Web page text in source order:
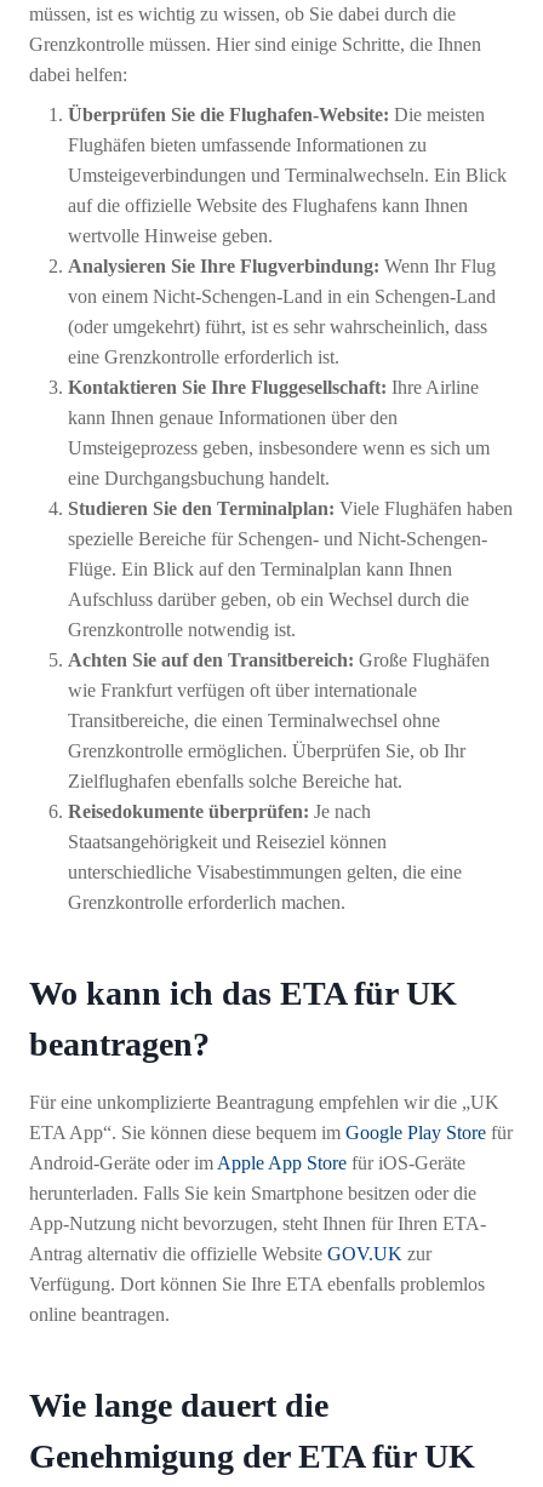
müssen, ist es wichtig zu wissen, ob Sie dabei durch die
Grenzkontrolle müssen. Hier sind einige Schritte, die Ihnen
dabei helfen:
Überprüfen Sie die Flughafen-Website: Die meisten
Flughäfen bieten umfassende Informationen zu
Umsteigeverbindungen und Terminalwechseln. Ein Blick
auf die offizielle Website des Flughafens kann Ihnen
wertvolle Hinweise geben.
Analysieren Sie Ihre Flugverbindung: Wenn Ihr Flug
von einem Nicht-Schengen-Land in ein Schengen-Land
(oder umgekehrt) führt, ist es sehr wahrscheinlich, dass
eine Grenzkontrolle erforderlich ist.
Kontaktieren Sie Ihre Fluggesellschaft: Ihre Airline
kann Ihnen genaue Informationen über den
Umsteigeprozess geben, insbesondere wenn es sich um
eine Durchgangsbuchung handelt.
Studieren Sie den Terminalplan: Viele Flughäfen haben
spezielle Bereiche für Schengen- und Nicht-Schengen-
Flüge. Ein Blick auf den Terminalplan kann Ihnen
Aufschluss darüber geben, ob ein Wechsel durch die
Grenzkontrolle notwendig ist.
Achten Sie auf den Transitbereich: Große Flughäfen
wie Frankfurt verfügen oft über internationale
Transitbereiche, die einen Terminalwechsel ohne
Grenzkontrolle ermöglichen. Überprüfen Sie, ob Ihr
Zielflughafen ebenfalls solche Bereiche hat.
Reisedokumente überprüfen: Je nach
Staatsangehörigkeit und Reiseziel können
unterschiedliche Visabestimmungen gelten, die eine
Grenzkontrolle erforderlich machen.
Wo kann ich das ETA für UK
beantragen?
Für eine unkomplizierte Beantragung empfehlen wir die „UK
ETA App“. Sie können diese bequem im Google Play Store für
Android-Geräte oder im Apple App Store für iOS-Geräte
herunterladen. Falls Sie kein Smartphone besitzen oder die
App-Nutzung nicht bevorzugen, steht Ihnen für Ihren ETA-
Antrag alternativ die offizielle Website GOV.UK zur
Verfügung. Dort können Sie Ihre ETA ebenfalls problemlos
online beantragen.
Wie lange dauert die
Genehmigung der ETA für UK